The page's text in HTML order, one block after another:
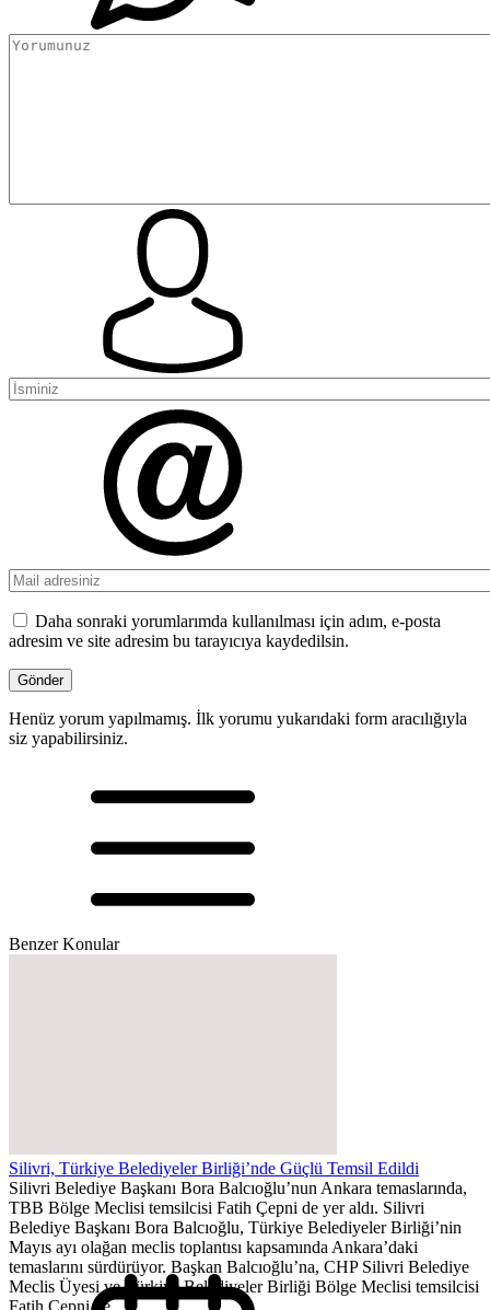
Daha sonraki yorumlarımda kullanılması için adım, e-posta
adresim ve site adresim bu tarayıcıya kaydedilsin.
Henüz yorum yapılmamış. İlk yorumu yukarıdaki form aracılığıyla
siz yapabilirsiniz.
Benzer Konular
Silivri, Türkiye Belediyeler Birliği’nde Güçlü Temsil Edildi
Silivri Belediye Başkanı Bora Balcıoğlu’nun Ankara temaslarında,
TBB Bölge Meclisi temsilcisi Fatih Çepni de yer aldı. Silivri
Belediye Başkanı Bora Balcıoğlu, Türkiye Belediyeler Birliği’nin
Mayıs ayı olağan meclis toplantısı kapsamında Ankara’daki
temaslarını sürdürüyor. Başkan Balcıoğlu’na, CHP Silivri Belediye
Meclis Üyesi ve Türkiye Belediyeler Birliği Bölge Meclisi temsilcisi
Fatih Çepni de...